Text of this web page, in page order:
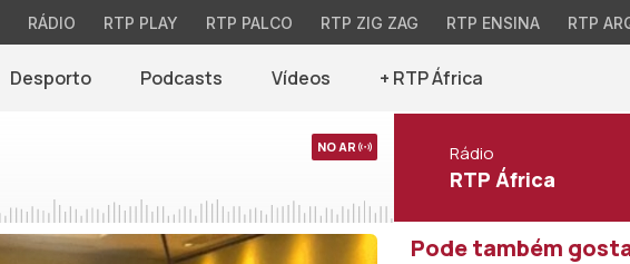
RÁDIO RTP PLAY RTP PALCO RTP ZIG ZAG RTP ENSINA RTP
Desporto Podcasts Vídeos + RTP África
NO AR Rádio
RTP África
Pode também